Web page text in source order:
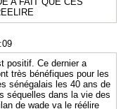
positif. Ce dernier a
très bénéfiques pour les
sénégalais les 40 ans de
séquelles dans la vie des
de wade va le réélire